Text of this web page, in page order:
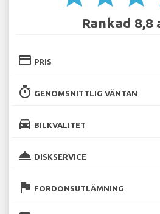
Rankad 8,8
credit_card PRIS
timer GENOMSNITTLIG VÄNTAN
directions_car BILKVALITET
room_service DISKSERVICE
flag FORDONSUTLÄMNING